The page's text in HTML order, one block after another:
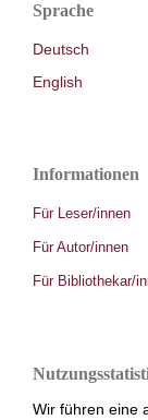
Sprache
Deutsch
English
Informationen
Für Leser/innen
Für Autor/innen
Für Bibliothekar/
Wir führen eine